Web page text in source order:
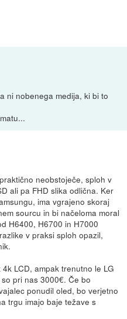
ni nobenega medija, ki bi to
neobstoječe, sploh v
ali pa FHD slika odlična. Ker
ima vgrajeno skoraj
sourcu in bi načeloma moral
H6400, H6700 in H7000
v praksi sploh opazil,
LCD, ampak trenutno le LG
pri nas 3000€. Če bo
ponudil oled, bo verjetno
trgu imajo baje težave s